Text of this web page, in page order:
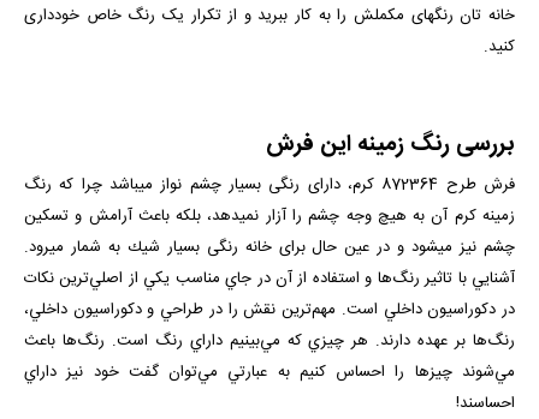
خانه­ تان رنگ­های مکملش را به کار ببرید و از تکرار یک رنگ خاص خودداری
کنید.
بررسی رنگ زمینه این فرش
فرش طرح 872364 کرم، دارای رنگی بسیار چشم نواز می­باشد چرا که رنگ
زمینه کرم آن به هیچ وجه چشم را آزار نمی­دهد، بلكه باعث آرامش و تسكین
چشم نیز می­شود و در عین حال برای خانه رنگی بسیار شیك به شمار می­رود.
آشنايي با تاثير رنگ‌ها و استفاده از آن‌ در جاي مناسب يكي از اصلي‌ترين نكات
در دكوراسيون داخلي است. مهم‌ترين نقش را در طراحي و دكوراسيون داخلي،
رنگ‌ها بر عهده دارند. هر چيزي كه مي‌بينيم داراي رنگ است. رنگ‌ها باعث
مي‌شوند چيزها را احساس كنيم به عبارتي مي‌توان گفت خود نيز داراي
احساسند!